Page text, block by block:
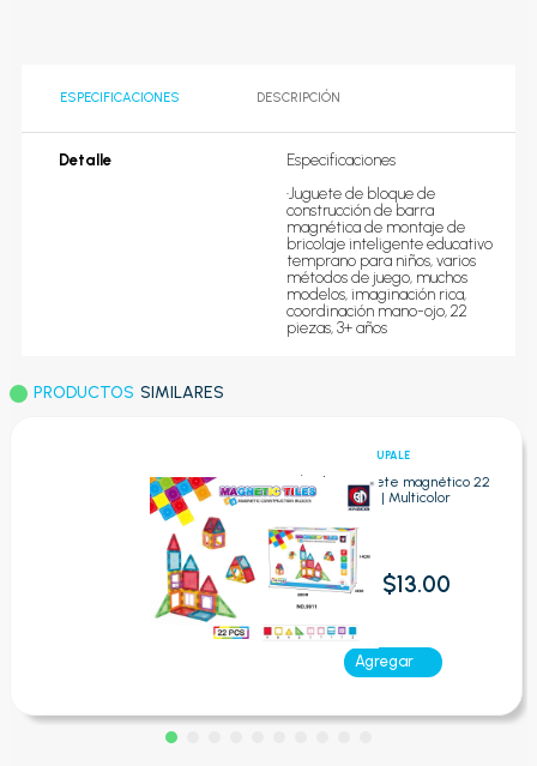
ESPECIFICACIONES DESCRIPCIÓN
Detalle
Especificaciones
•Juguete de bloque de
construcción de barra
magnética de montaje de
bricolaje inteligente educativo
temprano para niños, varios
métodos de juego, muchos
modelos, imaginación rica,
coordinación mano-ojo, 22
piezas, 3+ años
PRODUCTOS SIMILARES
ÚPALE
Úpale - Juguete magnético 22
piezas | Multicolor
Oferta: $13.00
Agregar